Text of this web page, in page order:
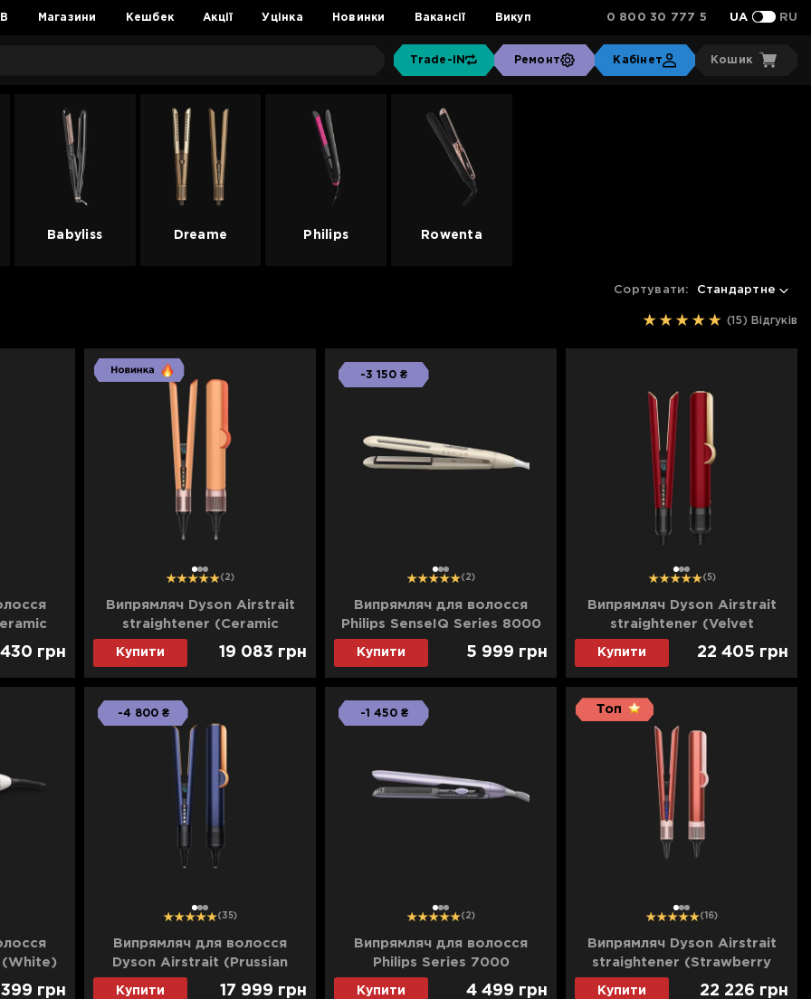
Магазини Кешбек Акції Уцінка Новинки Вакансії Викуп 0 800 30 777 5 UA RU
Trade-IN Ремонт Кабінет Кошик
Babyliss Dreame Philips Rowenta
Сортувати: Стандартне
(15) Відгуків
грн
12 3 (2)
Випрямляч Dyson Airstrait
straightener (Ceramic
Apricot/Topaz) (UK)
Купити 19 083 грн
12 3
-3 150 ₴
(2)
Випрямляч для волосся
Philips SenseIQ Series 8000
Купити 5 999 грн
12 3 (5)
Випрямляч Dyson Airstrait
straightener (Velvet
Red/Gold) (596931-01)
Купити 22 405 грн
(White)
грн
12 3
-4 800 ₴
(35)
Випрямляч для волосся
Dyson Airstrait (Prussian
Blue/Rich Copper)
Купити 17 999 грн
12 3
-1 450 ₴
(2)
Випрямляч для волосся
Philips Series 7000
Купити 4 499 грн
12 3 (16)
Випрямляч Dyson Airstrait
straightener (Strawberry
Bronze/Blush Pink) (560844-
Купити 22 226 грн